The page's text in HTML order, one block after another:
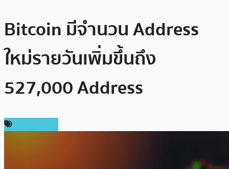
Bitcoin มีจำนวน Address
ใหม่รายวันเพิ่มขึ้นถึง
527,000 Address